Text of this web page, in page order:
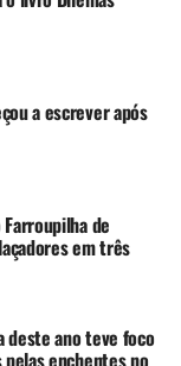
a escrever após
Farroupilha de
em três
deste ano teve foco